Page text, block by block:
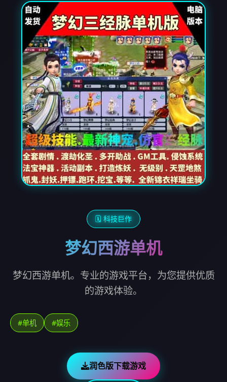
🗓️ 科技巨作
梦幻西游单机
梦幻西游单机。专业的游戏平台，为您提供优质
的游戏体验。
#单机 #娱乐
润色版下载游戏